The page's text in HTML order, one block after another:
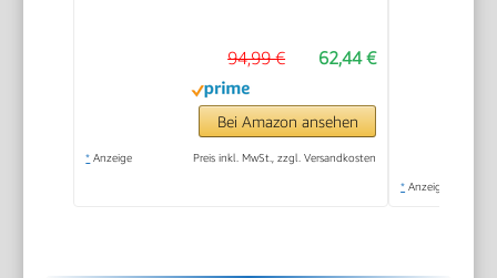
62,44 €
94,99 €
Bei Amazon ansehen
* Anzeige Preis inkl. MwSt., zzgl. Versandkosten
* Anzeige